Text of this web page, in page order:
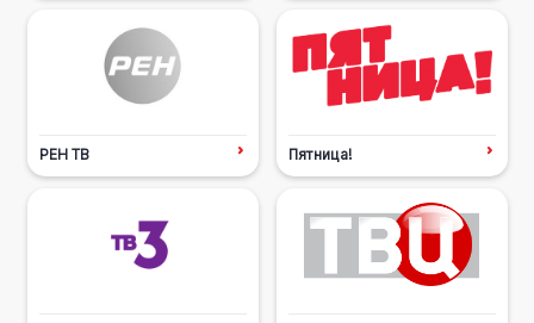
РЕН ТВ Пятница!